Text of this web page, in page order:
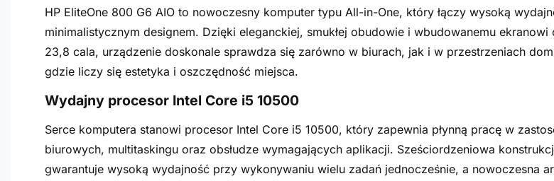
HP EliteOne 800 G6 AIO to nowoczesny komputer typu All-in-One, który łączy wysoką
minimalistycznym designem. Dzięki eleganckiej, smukłej obudowie i wbudowanemu ekranowi
23,8 cala, urządzenie doskonale sprawdza się zarówno w biurach, jak i w przestrzeniach
gdzie liczy się estetyka i oszczędność miejsca.
Wydajny procesor Intel Core i5 10500
Serce komputera stanowi procesor Intel Core i5 10500, który zapewnia płynną pracę w
biurowych, multitaskingu oraz obsłudze wymagających aplikacji. Sześciordzeniowa
gwarantuje wysoką wydajność przy wykonywaniu wielu zadań jednocześnie, a nowoczesna